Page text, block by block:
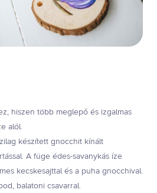
hiszen több meglepő és izgalmas
alól.
készített gnocchit kínált
A füge édes-savanykás íze
kecskesajttal és a puha gnocchival.
balatoni csavarral.